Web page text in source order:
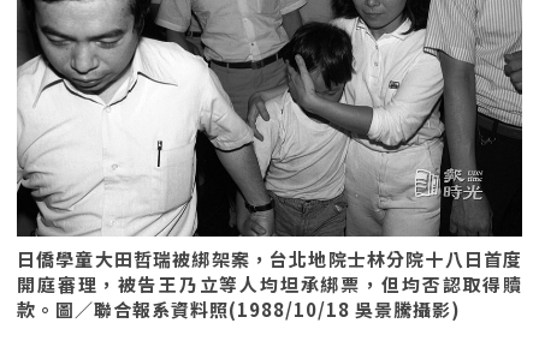
日僑學童大田哲瑞被綁架案，台北地院士林分院十八日首度
開庭審理，被告王乃立等人均坦承綁票，但均否認取得贖
款。圖／聯合報系資料照(1988/10/18 吳景騰攝影)